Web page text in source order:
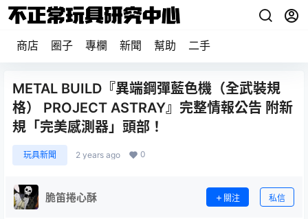
商店 圈子 專欄 新聞 幫助 二手
METAL BUILD『異端鋼彈藍色機（全武裝規
格） PROJECT ASTRAY』完整情報公告 附新
規「完美感測器」頭部！
玩具新聞 2 years ago 0
脆笛捲心酥 關注 私信